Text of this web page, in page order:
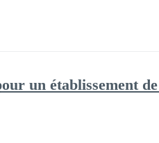
un établissement de